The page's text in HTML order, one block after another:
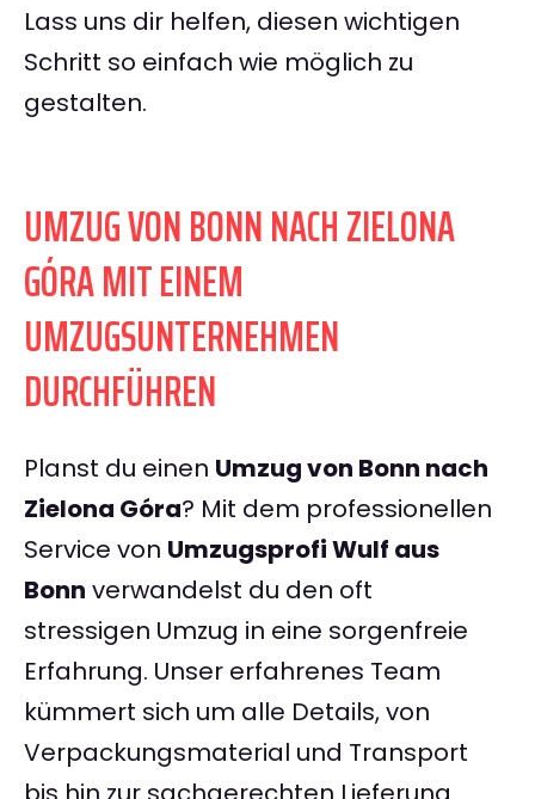
Lass uns dir helfen, diesen wichtigen
Schritt so einfach wie möglich zu
gestalten.
UMZUG VON BONN NACH ZIELONA
GÓRA MIT EINEM
UMZUGSUNTERNEHMEN
DURCHFÜHREN
Planst du einen Umzug von Bonn nach
Zielona Góra? Mit dem professionellen
Service von Umzugsprofi Wulf aus
Bonn verwandelst du den oft
stressigen Umzug in eine sorgenfreie
Erfahrung. Unser erfahrenes Team
kümmert sich um alle Details, von
Verpackungsmaterial und Transport